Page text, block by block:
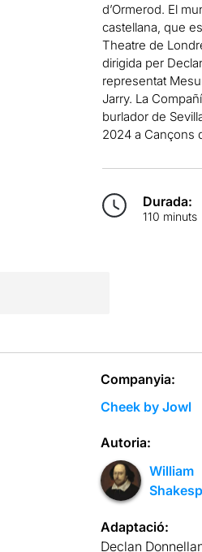
d’Ormerod. El
castellana, que
Theatre de
dirigida per
representat
Jarry. La
burlador de
2024 a Cançons
Durada:
110 minuts
Companyia:
Cheek by Jowl
Autoria:
William
Adaptació:
Declan